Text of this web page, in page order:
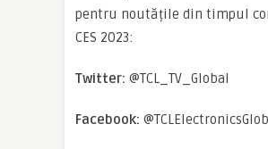
pentru noutățile din timpul
CES 2023:
Twitter: @TCL_TV_Global
Facebook: